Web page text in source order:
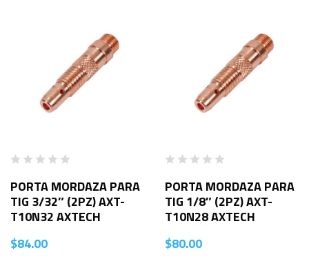
PORTA MORDAZA PARA
TIG 3/32″ (2PZ) AXT-
T10N32 AXTECH
$84.00
PORTA MORDAZA PARA
TIG 1/8″ (2PZ) AXT-
T10N28 AXTECH
$80.00